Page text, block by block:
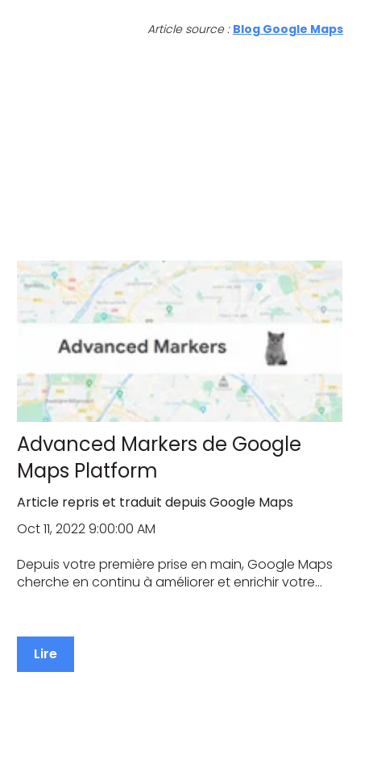
Article source : Blog Google Maps
Advanced Markers de Google
Maps Platform
Article repris et traduit depuis Google Maps
Oct 11, 2022 9:00:00 AM
Depuis votre première prise en main, Google Maps
cherche en continu à améliorer et enrichir votre...
Lire